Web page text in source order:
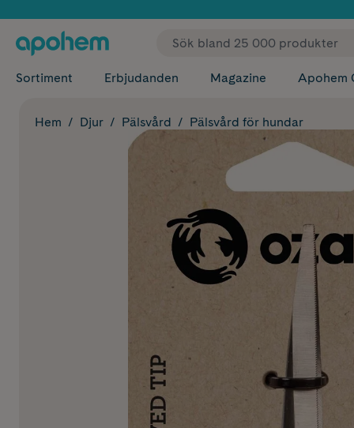
✓
Sortiment Erbjudanden Magazine Apohem
Hem Djur Pälsvård Pälsvård för hundar